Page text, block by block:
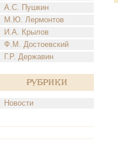
А.С. Пушкин
М.Ю. Лермонтов
И.А. Крылов
Ф.М. Достоевский
Г.Р. Державин
Рубрики
Новости